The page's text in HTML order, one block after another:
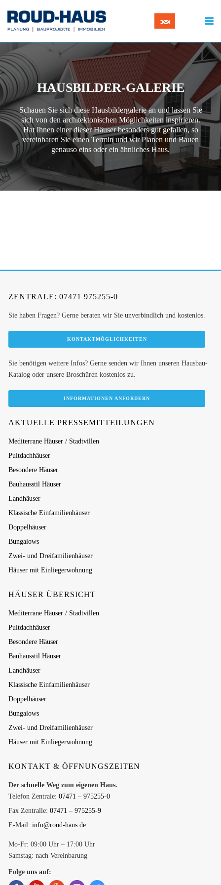
HAUSBILDER-GALERIE
Schauen Sie sich diese Hausbildergalerie an und lassen Sie
sich von den architektonischen Möglichkeiten inspirieren.
Hat Ihnen einer dieser Häuser besonders gut gefallen, so
vereinbaren Sie einen Termin und wir Planen und Bauen
genauso eins oder ein ähnliches Haus.
ZENTRALE: 07471 975255-0
Sie haben Fragen? Gerne beraten wir Sie unverbindlich und kostenlos.
KONTAKTMÖGLICHKEITEN
Sie benötigen weitere Infos? Gerne senden wir Ihnen unseren Hausbau-
Katalog oder unsere Broschüren kostenlos zu.
INFORMATIONEN ANFORDERN
AKTUELLE PRESSEMITTEILUNGEN
Mediterrane Häuser / Stadtvillen
Pultdachhäuser
Besondere Häuser
Bauhausstil Häuser
Landhäuser
Klassische Einfamilienhäuser
Doppelhäuser
Bungalows
Zwei- und Dreifamilienhäuser
Häuser mit Einliegerwohnung
HÄUSER ÜBERSICHT
Mediterrane Häuser / Stadtvillen
Pultdachhäuser
Besondere Häuser
Bauhausstil Häuser
Landhäuser
Klassische Einfamilienhäuser
Doppelhäuser
Bungalows
Zwei- und Dreifamilienhäuser
Häuser mit Einliegerwohnung
KONTAKT & ÖFFNUNGSZEITEN
Der schnelle Weg zum eigenen Haus.
Telefon Zentrale:07471 – 975255-0
Fax Zentralle:07471 – 975255-9
E-Mail:info@roud-haus.de
Mo-Fr: 09:00 Uhr – 17:00 Uhr
Samstag: nach Vereinbarung
Folge uns auf: